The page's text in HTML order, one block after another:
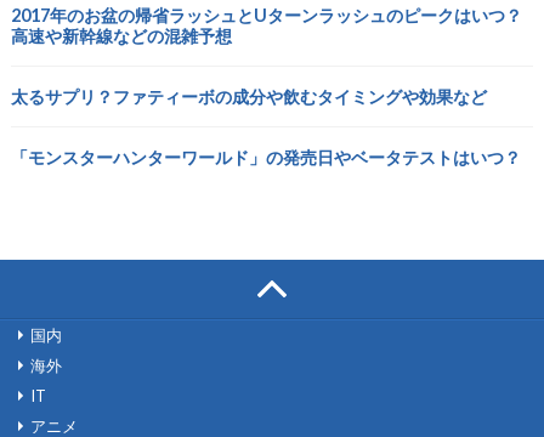
2017年のお盆の帰省ラッシュとUターンラッシュのピークはいつ？
高速や新幹線などの混雑予想
太るサプリ？ファティーボの成分や飲むタイミングや効果など
「モンスターハンターワールド」の発売日やベータテストはいつ？
国内
海外
IT
アニメ